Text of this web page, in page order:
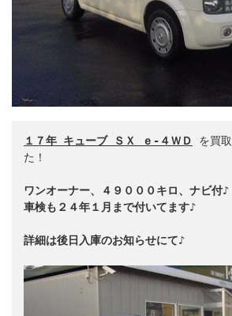
１７年 キューブ ＳＸ ｅ‐４ＷＤ
を買
た！
ワンオーナー、４９０００キロ、ナビ付♪
車検も２４年１月まで付いてます♪
詳細は後日入庫のお知らせにて♪